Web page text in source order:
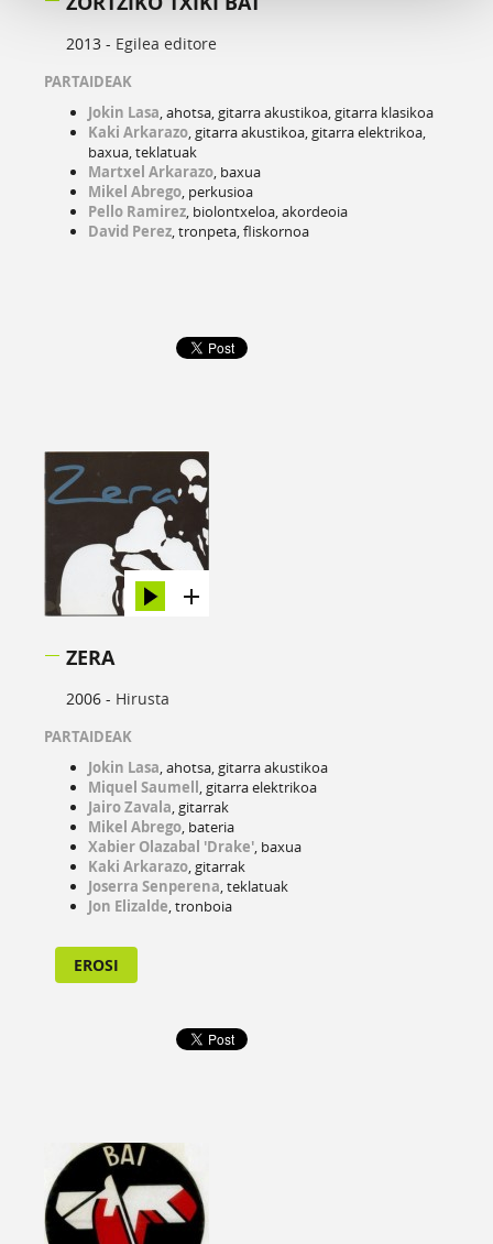
2013 - Egilea editore
PARTAIDEAK
Jokin Lasa, ahotsa, gitarra akustikoa, gitarra klasikoa
Kaki Arkarazo, gitarra akustikoa, gitarra elektrikoa,
baxua, teklatuak
Martxel Arkarazo, baxua
Mikel Abrego, perkusioa
Pello Ramirez, biolontxeloa, akordeoia
David Perez, tronpeta, fliskornoa
ZERA
2006 - Hirusta
PARTAIDEAK
Jokin Lasa, ahotsa, gitarra akustikoa
Miquel Saumell , gitarra elektrikoa
Jairo Zavala, gitarrak
Mikel Abrego, bateria
Xabier Olazabal 'Drake', baxua
Kaki Arkarazo, gitarrak
Joserra Senperena, teklatuak
Jon Elizalde, tronboia
EROSI